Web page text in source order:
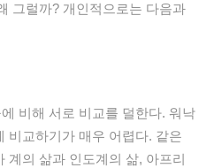
그럴까? 개인적으로는 다음과
비해 서로 비교를 덜한다. 워낙
비교하기가 매우 어렵다. 같은
계의 삶과 인도계의 삶, 아프리